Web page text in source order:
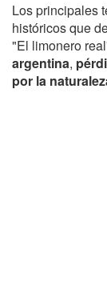
Los principales
históricos que
"El limonero
argentina,
por la